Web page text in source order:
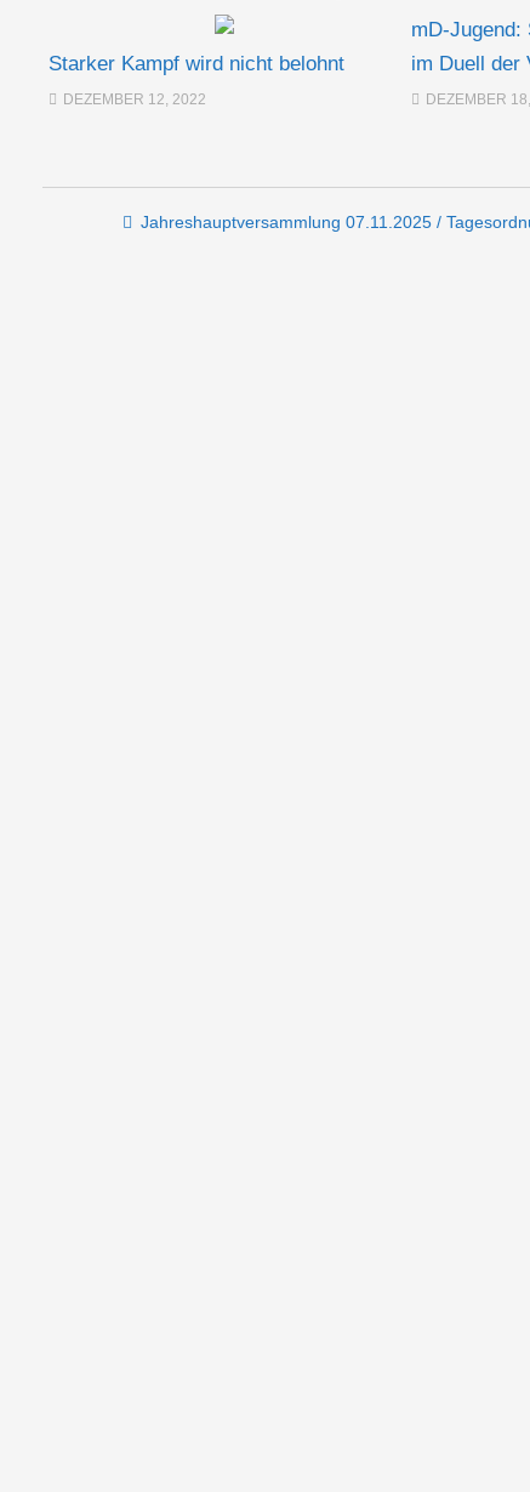
Starker Kampf wird nicht belohnt
DEZEMBER 12, 2022
mD-
im Duell der
DEZEMBER
Post navigation
Jahreshauptversammlung 07.11.2025 /